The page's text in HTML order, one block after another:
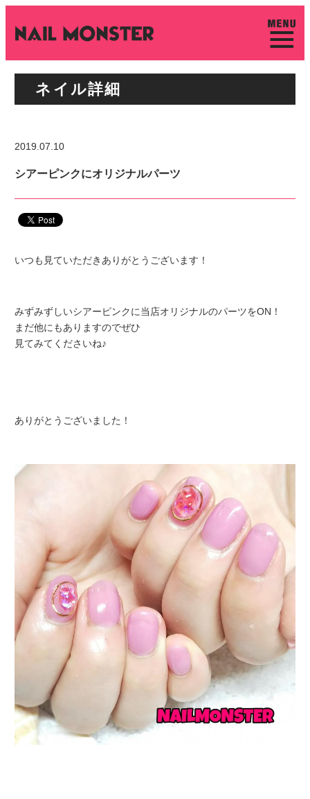
ネイル詳細
2019.07.10
シアーピンクにオリジナルパーツ
いつも見ていただきありがとうございます！
みずみずしいシアーピンクに当店オリジナルのパーツをON！
まだ他にもありますのでぜひ
見てみてくださいね♪
ありがとうございました！